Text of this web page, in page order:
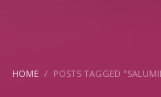
HOME POSTS TAGGED